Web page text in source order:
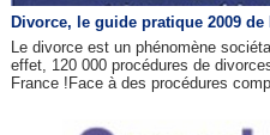
Divorce, le guide pratique 2009
Le divorce est un phénomène
effet, 120 000 procédures de
France !Face à des procédures